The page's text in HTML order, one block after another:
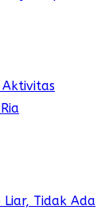
Aktivitas
Tidak Ada